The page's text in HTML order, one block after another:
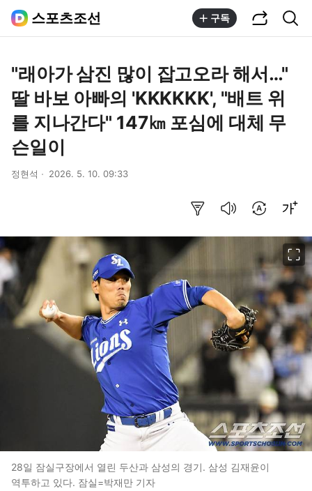
스포츠조선 구독
"래아가 삼진 많이 잡고오라 해서…"
딸 바보 아빠의 'KKKKKK', "배트 위
를 지나간다" 147㎞ 포심에 대체 무
슨일이
정현석 2026. 5. 10. 09:33
28일 잠실구장에서 열린 두산과 삼성의 경기. 삼성 김재윤이
역투하고 있다. 잠실=박재만 기자